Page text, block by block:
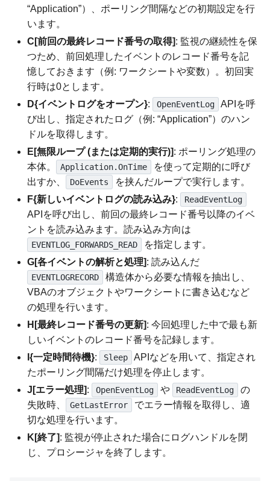
“Application”）、ポーリング間隔などの初期設定を行
います。
C[前回の最終レコード番号の取得]: 監視の継続性を保
つため、前回処理したイベントのレコード番号を記
憶しておきます（例: ワークシートや変数）。初回実
行時は0とします。
D{イベントログをオープン}: OpenEventLog
APIを呼
び出し、指定されたログ（例: “Application”）のハン
ドルを取得します。
E[無限ループ (または定期的実行)]: ポーリング処理の
本体。
Application.OnTime
を使って定期的に呼び
出すか、
DoEvents
を挟んだループで実行します。
F{新しいイベントログの読み込み}: ReadEventLog
APIを呼び出し、前回の最終レコード番号以降のイベ
ントを読み込みます。読み込み方向は
EVENTLOG_FORWARDS_READ
を指定します。
G[各イベントの解析と処理]: 読み込んだ
EVENTLOGRECORD
構造体から必要な情報を抽出し、
VBAのオブジェクトやワークシートに書き込むなど
の処理を行います。
H[最終レコード番号の更新]: 今回処理した中で最も新
しいイベントのレコード番号を記録します。
I{一定時間待機}: Sleep
APIなどを用いて、指定され
たポーリング間隔だけ処理を停止します。
J[エラー処理]: OpenEventLog や ReadEventLog
の
失敗時、
GetLastError
でエラー情報を取得し、適
切な処理を行います。
K[終了]: 監視が停止された場合にログハンドルを閉
じ、プロシージャを終了します。